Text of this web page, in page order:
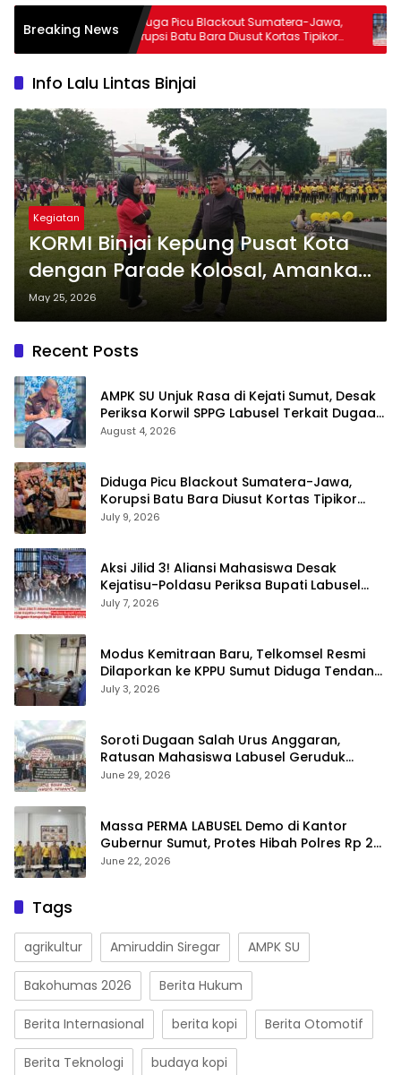
Breaking News
MBG
Diduga Picu Blackout Sumatera-Jawa,
Korupsi Batu Bara Diusut Kortas Tipikor
Didukung P3H
Info Lalu Lintas Binjai
Kegiatan
KORMI Binjai Kepung Pusat Kota
dengan Parade Kolosal, Amankan
Persiapan ‘Sumut Berkolaborasi
Binjai Berkah’!
May 25, 2026
Recent Posts
AMPK SU Unjuk Rasa di Kejati Sumut, Desak
Periksa Korwil SPPG Labusel Terkait Dugaan
Bobroknya Dapur Program MBG
August 4, 2026
Diduga Picu Blackout Sumatera-Jawa,
Korupsi Batu Bara Diusut Kortas Tipikor
Didukung P3H
July 9, 2026
Aksi Jilid 3! Aliansi Mahasiswa Desak
Kejatisu-Poldasu Periksa Bupati Labusel
Terkait Dugaan Korupsi Rp36 M dan ‘Misteri’
July 7, 2026
Modus Kemitraan Baru, Telkomsel Resmi
Dilaporkan ke KPPU Sumut Diduga Tendang
Pengusaha Lokal!
July 3, 2026
Soroti Dugaan Salah Urus Anggaran,
Ratusan Mahasiswa Labusel Geruduk
Kantor Gubernur Sumut Desak Pengusutan
June 29, 2026
Massa PERMA LABUSEL Demo di Kantor
Gubernur Sumut, Protes Hibah Polres Rp 25
M-Desak Pilkades
June 22, 2026
Tags
agrikultur Amiruddin Siregar AMPK SU
Bakohumas 2026 Berita Hukum
Berita Internasional berita kopi Berita Otomotif
Berita Teknologi budaya kopi